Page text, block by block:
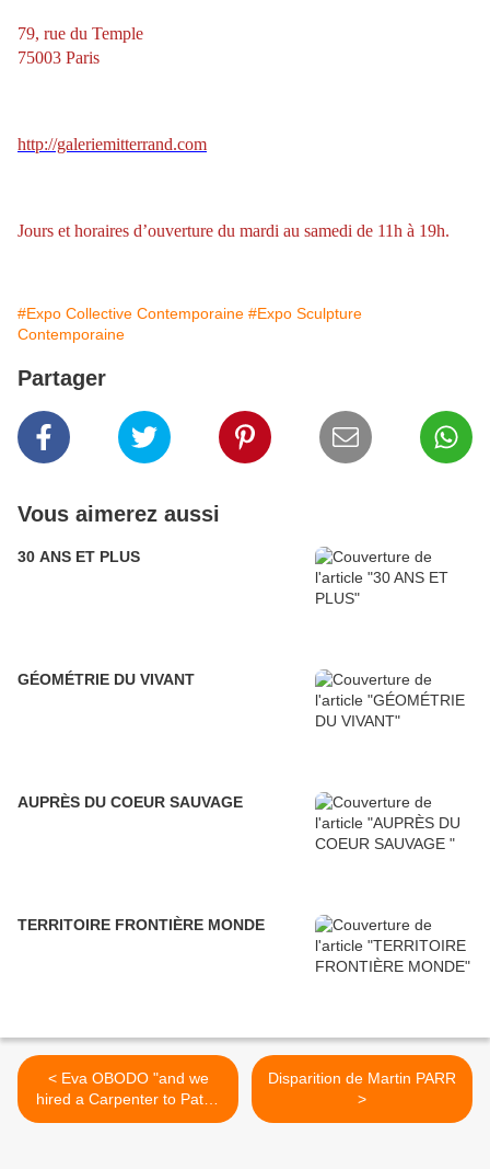
79, rue du Temple
75003 Paris
http://galeriemitterrand.com
Jours et horaires d’ouverture du mardi au samedi de 11h à 19h.
#Expo Collective Contemporaine #Expo Sculpture
Contemporaine
Partager
Vous aimerez aussi
30 ANS ET PLUS
GÉOMÉTRIE DU VIVANT
AUPRÈS DU COEUR SAUVAGE
TERRITOIRE FRONTIÈRE MONDE
< Eva OBODO "and we
hired a Carpenter to Patch
the Cloth"
Disparition de Martin PARR
>